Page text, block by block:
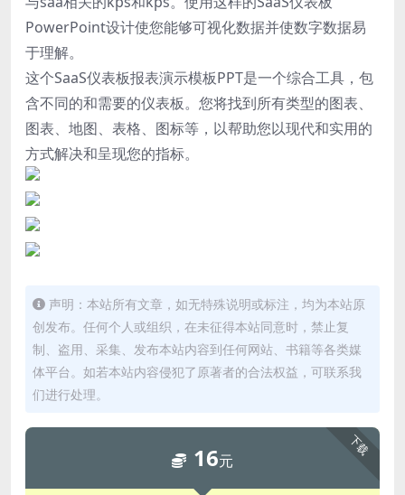
PowerPoint设计使您能够可视化数据并使数字数据易
于理解。
这个SaaS仪表板报表演示模板PPT是一个综合工具，包
含不同的和需要的仪表板。您将找到所有类型的图表、
图表、地图、表格、图标等，以帮助您以现代和实用的
方式解决和呈现您的指标。
声明：本站所有文章，如无特殊说明或标注，均为本站原
创发布。任何个人或组织，在未征得本站同意时，禁止复
制、盗用、采集、发布本站内容到任何网站、书籍等各类媒
体平台。如若本站内容侵犯了原著者的合法权益，可联系我
们进行处理。
下载
16元